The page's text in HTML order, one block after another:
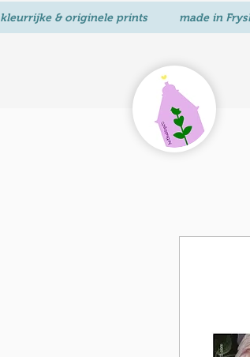
kleurrijke & originele prints          made in